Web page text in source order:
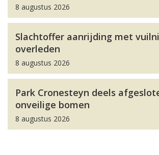
8 augustus 2026
Slachtoffer aanrijding met
overleden
8 augustus 2026
Park Cronesteyn deels
onveilige bomen
8 augustus 2026